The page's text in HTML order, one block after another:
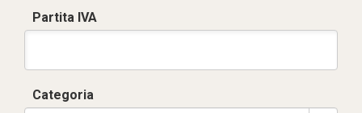
Partita IVA
Categoria